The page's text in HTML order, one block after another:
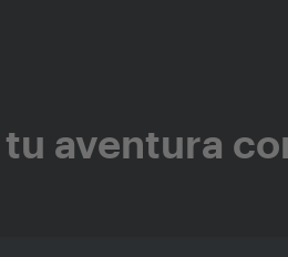
aventura